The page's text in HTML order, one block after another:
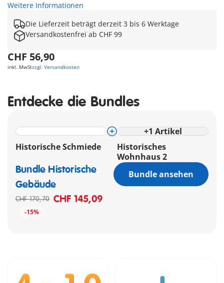
Weitere Informationen
Die Lieferzeit beträgt derzeit 3 bis 6 Werktage
Versandkostenfrei ab CHF 99
CHF 56,90
inkl. MwStzzgl. Versandkosten
Entdecke die Bundles
Historische Schmiede
+1 Artikel
Historisches
Wohnhaus 2
Bundle Historische
Gebäude
CHF 170,70 CHF 145,09
-15%
Bundle ansehen